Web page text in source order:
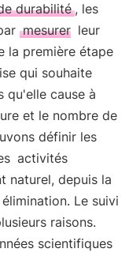
durabilité , les
mesurer leur
la première étape
qui souhaite
qu'elle cause à
et le nombre de
définir les
activités
naturel, depuis la
Le suivi
raisons.
scientifiques